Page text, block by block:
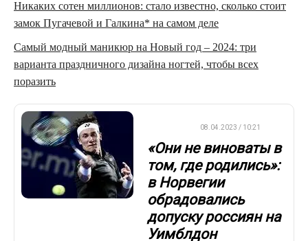
Никаких сотен миллионов: стало известно, сколько стоит
замок Пугачевой и Галкина* на самом деле
Самый модный маникюр на Новый год – 2024: три
варианта праздничного дизайна ногтей, чтобы всех
поразить
08.04.2023 / 10:21
«Они не виноваты в
том, где родились»:
в Норвегии
обрадовались
допуску россиян на
Уимблдон